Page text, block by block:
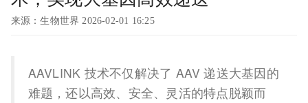
来源：生物世界 2026-02-01 16:25
AAVLINK 技术不仅解决了 AAV 递送大基因的
难题，还以高效、安全、灵活的特点脱颖而